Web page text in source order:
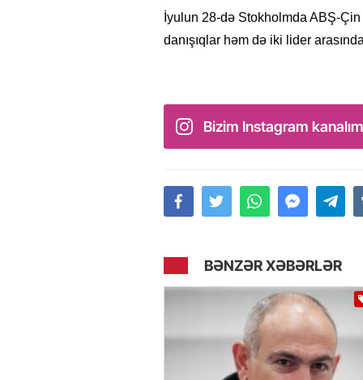
İyulun 28-də Stokholmda ABŞ-Çin
danışıqlar həm də iki lider
Bizim Instagram
BƏNZƏR XƏBƏRLƏR